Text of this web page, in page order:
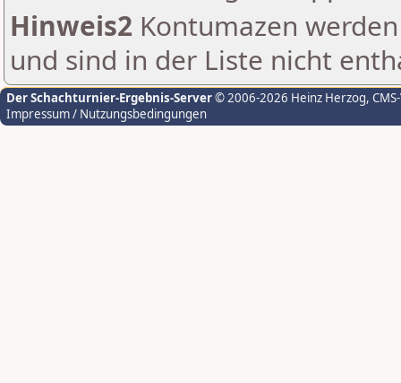
Hinweis2 Kontumazen
und sind in der Liste nicht
Der Schachturnier-Ergebnis-Server© 2006-2026 Heinz Herzog,
Impressum / Nutzungsbedingungen